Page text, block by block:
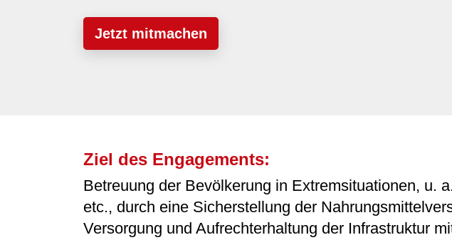
Jetzt mitmachen
Ziel des Engagements:
Betreuung der Bevölkerung in Extremsituationen, u.
etc., durch eine Sicherstellung der
Versorgung und Aufrechterhaltung der Infrastruktur